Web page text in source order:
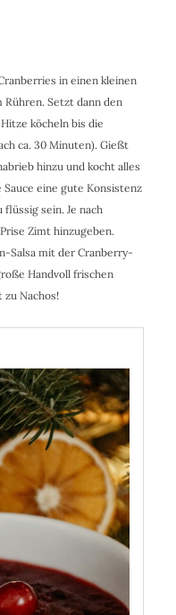
in einen kleinen
Setzt dann den
köcheln bis die
ca. 30 Minuten). Gießt
hinzu und kocht alles
eine gute Konsistenz
sein. Je nach
Zimt hinzugeben.
Salsa mit der Cranberry-
Handvoll frischen
zu Nachos!